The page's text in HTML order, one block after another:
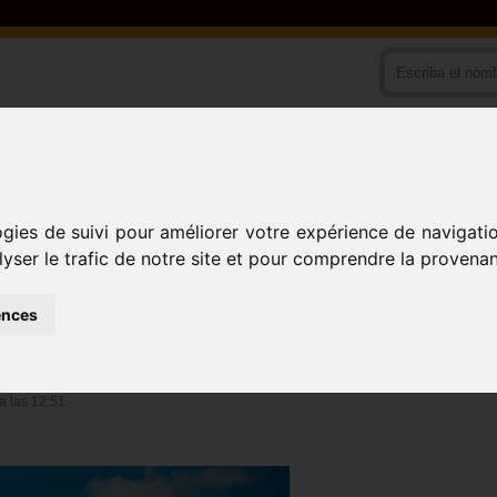
de suivi pour améliorer votre expérience de
le trafic de notre site et pour comprendre la
las 12:51